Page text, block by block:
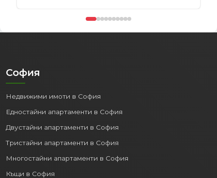
София
Недвижими имоти в София
Едностайни апартаменти в София
Двустайни апартаменти в София
Тристайни апартаменти в София
Многостайни апартаменти в София
Къщи в София